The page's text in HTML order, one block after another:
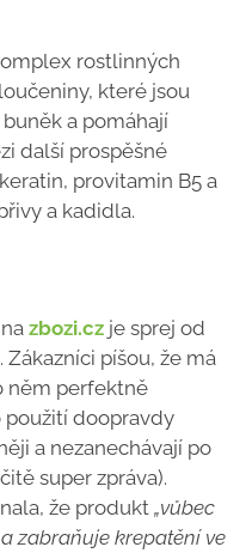
rostlinných
které jsou
a pomáhají
další prospěšné
provitamin B5 a
a kadidla.
zbozi.cz je sprej od
píšou, že má
něm perfektně
použití doopravdy
a nezanechávají po
super zpráva).
že produkt „vůbec
zabraňuje krepatění ve